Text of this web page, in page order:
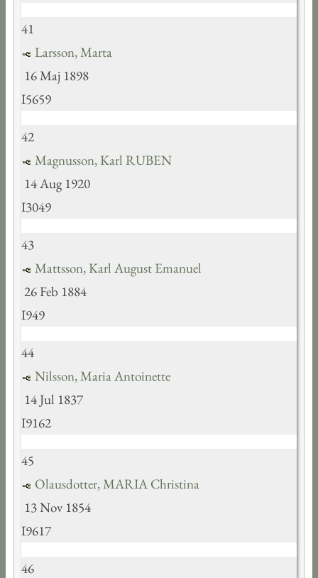
41
Larsson, Marta
16 Maj 1898
I5659
42
Magnusson, Karl RUBEN
14 Aug 1920
I3049
43
Mattsson, Karl August Emanuel
26 Feb 1884
I949
44
Nilsson, Maria Antoinette
14 Jul 1837
I9162
45
Olausdotter, MARIA Christina
13 Nov 1854
I9617
46